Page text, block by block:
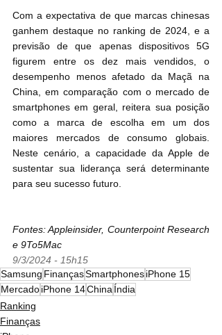
Com a expectativa de que marcas chinesas
ganhem destaque no ranking de 2024, e a
previsão de que apenas dispositivos 5G
figurem entre os dez mais vendidos, o
desempenho menos afetado da Maçã na
China, em comparação com o mercado de
smartphones em geral, reitera sua posição
como a marca de escolha em um dos
maiores mercados de consumo globais.
Neste cenário, a capacidade da Apple de
sustentar sua liderança será determinante
para seu sucesso futuro.
Fontes: Appleinsider, Counterpoint Research
e 9To5Mac
9/3/2024 - 15h15
Samsung FinançasSmartphonesiPhone 15
MercadoiPhone 14ChinaÍndia
Ranking
Finanças